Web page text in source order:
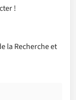
!
la Recherche et